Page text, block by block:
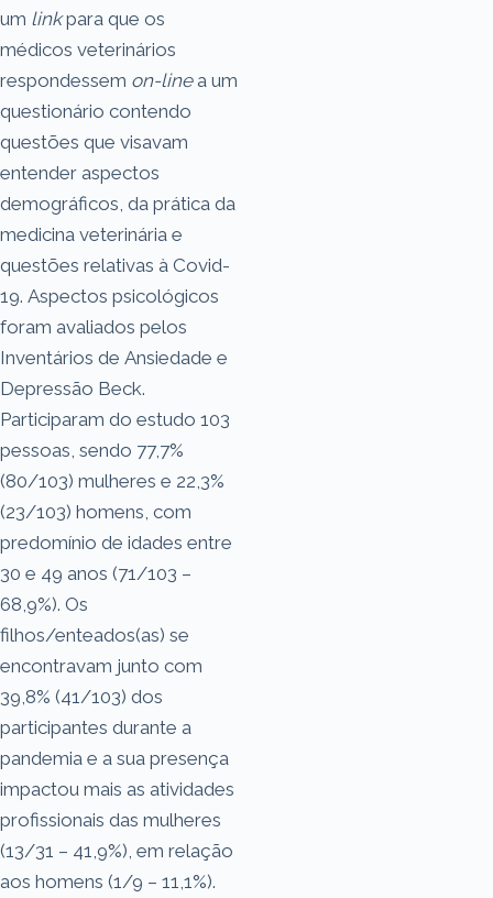
um linkpara que os
médicos veterinários
respondessem on-linea um
questionário contendo
questões que visavam
entender aspectos
demográficos, da prática da
medicina veterinária e
questões relativas à Covid-
19. Aspectos psicológicos
foram avaliados pelos
Inventários de Ansiedade e
Depressão Beck.
Participaram do estudo 103
pessoas, sendo 77,7%
(80/103) mulheres e 22,3%
(23/103) homens, com
predomínio de idades entre
30 e 49 anos (71/103 –
68,9%). Os
filhos/enteados(as) se
encontravam junto com
39,8% (41/103) dos
participantes durante a
pandemia e a sua presença
impactou mais as atividades
profissionais das mulheres
(13/31 – 41,9%), em relação
aos homens (1/9 – 11,1%).